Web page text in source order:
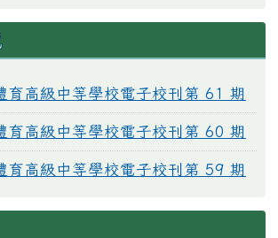
育高級中等學校電子校刊第 61 期
育高級中等學校電子校刊第 60 期
育高級中等學校電子校刊第 59 期